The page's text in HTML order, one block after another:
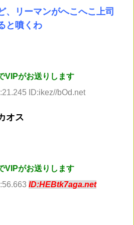
、リーマンがへこへこ上司
と噴くわ
VIPがお送りします
ID:ikez//bOd.net
オス
VIPがお送りします
ID:HEBtk7aga.net